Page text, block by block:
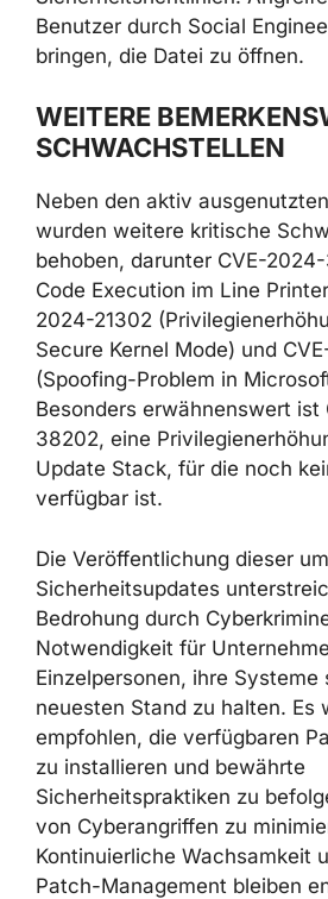
Benutzer durch Social
bringen, die Datei zu öffnen.
WEITERE
SCHWACHSTELLEN
Neben den aktiv
wurden weitere kritische
behoben, darunter CVE-
Code Execution im Line
2024-21302
Secure Kernel Mode) und
(Spoofing-Problem in
Besonders erwähnenswert ist
38202, eine
Update Stack, für die noch
verfügbar ist.
Die Veröffentlichung dieser
Sicherheitsupdates
Bedrohung durch
Notwendigkeit für
Einzelpersonen, ihre Systeme
neuesten Stand zu halten. Es
empfohlen, die verfügbaren
zu installieren und bewährte
Sicherheitspraktiken zu
von Cyberangriffen zu
Kontinuierliche Wachsamkeit
Patch-Management bleiben